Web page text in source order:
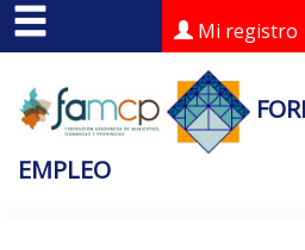
Mi registro
EMPLEO